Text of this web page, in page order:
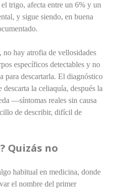
trigo, afecta entre un 6% y un
y sigue siendo, en buena
hay atrofia de vellosidades
específicos detectables y no
para descartarla. El diagnóstico
la celiaquía, después la
—síntomas reales sin causa
de describir, difícil de
Quizás no
habitual en medicina, donde
el nombre del primer